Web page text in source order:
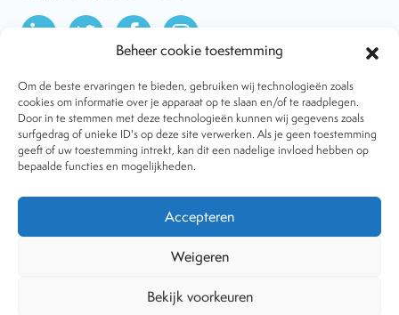
Beheer cookie toestemming
Om de beste ervaringen te bieden, gebruiken wij technologieën zoals
cookies om informatie over je apparaat op te slaan en/of te raadplegen.
Door in te stemmen met deze technologieën kunnen wij gegevens zoals
surfgedrag of unieke ID's op deze site verwerken. Als je geen toestemming
geeft of uw toestemming intrekt, kan dit een nadelige invloed hebben op
bepaalde functies en mogelijkheden.
Accepteren
Weigeren
Bekijk voorkeuren
Over VtdK
Contact
Nieuws
Behandelwijzen
Dossiers
Tijdschrift
Copyright © 2001-2026 Vereniging tegen de Kwakzalverij. Alle